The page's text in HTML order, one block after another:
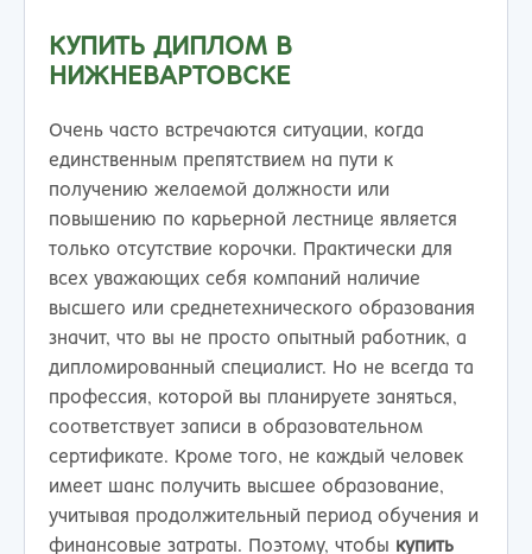
КУПИТЬ ДИПЛОМ В
НИЖНЕВАРТОВСКЕ
Очень часто встречаются ситуации, когда
единственным препятствием на пути к
получению желаемой должности или
повышению по карьерной лестнице является
только отсутствие корочки. Практически для
всех уважающих себя компаний наличие
высшего или среднетехнического образования
значит, что вы не просто опытный работник, а
дипломированный специалист. Но не всегда та
профессия, которой вы планируете заняться,
соответствует записи в образовательном
сертификате. Кроме того, не каждый человек
имеет шанс получить высшее образование,
учитывая продолжительный период обучения и
финансовые затраты. Поэтому, чтобы купить